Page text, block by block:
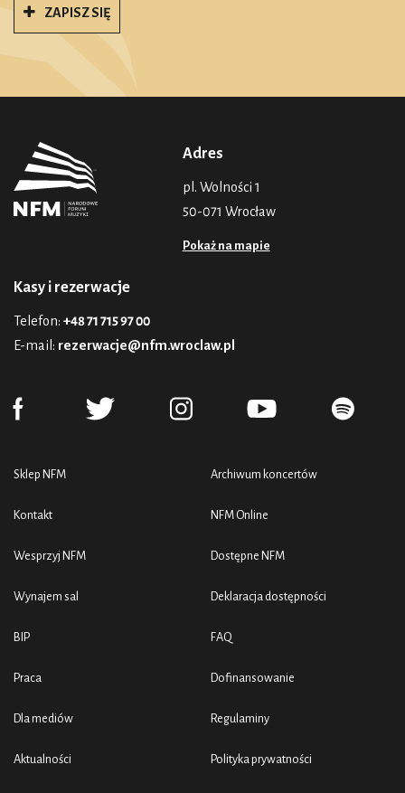
ZAPISZ SIĘ
Adres
pl. Wolności 1
50-071 Wrocław
Pokaż na mapie
Kasy i rezerwacje
Telefon: +48 71 715 97 00
E-mail: rezerwacje@nfm.wroclaw.pl
Sklep NFM
Kontakt
Wesprzyj NFM
Wynajem sal
BIP
Praca
Dla mediów
Aktualności
Archiwum koncertów
NFM Online
Dostępne NFM
Deklaracja dostępności
FAQ
Dofinansowanie
Regulaminy
Polityka prywatności